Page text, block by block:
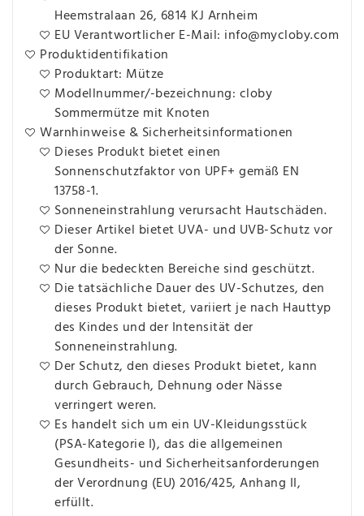
Heemstralaan 26, 6814 KJ Arnheim
EU Verantwortlicher E-Mail: info@mycloby.com
Produktidentifikation
Produktart: Mütze
Modellnummer/-bezeichnung: cloby
Sommermütze mit Knoten
Warnhinweise & Sicherheitsinformationen
Dieses Produkt bietet einen
Sonnenschutzfaktor von UPF+ gemäß EN
13758-1.
Sonneneinstrahlung verursacht Hautschäden.
Dieser Artikel bietet UVA- und UVB-Schutz vor
der Sonne.
Nur die bedeckten Bereiche sind geschützt.
Die tatsächliche Dauer des UV-Schutzes, den
dieses Produkt bietet, variiert je nach Hauttyp
des Kindes und der Intensität der
Sonneneinstrahlung.
Der Schutz, den dieses Produkt bietet, kann
durch Gebrauch, Dehnung oder Nässe
verringert weren.
Es handelt sich um ein UV-Kleidungsstück
(PSA-Kategorie I), das die allgemeinen
Gesundheits- und Sicherheitsanforderungen
der Verordnung (EU) 2016/425, Anhang II,
erfüllt.